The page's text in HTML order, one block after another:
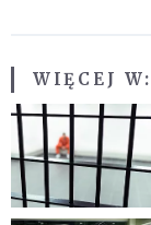
WIĘCEJ W: